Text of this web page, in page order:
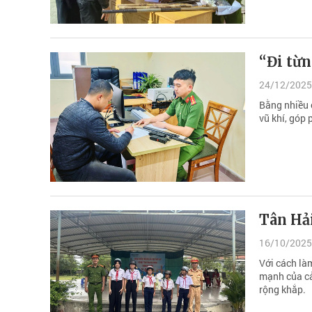
“Đi
24/12/
Bằng
vũ khí, góp
Tân
16/10/
Với cách
mạnh của
rộng khắp.